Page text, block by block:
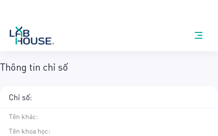
Thông tin chỉ số
Chỉ số:
Tên khác:
Tên khoa học: